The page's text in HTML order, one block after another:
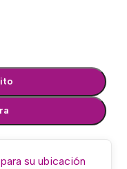
su ubicación